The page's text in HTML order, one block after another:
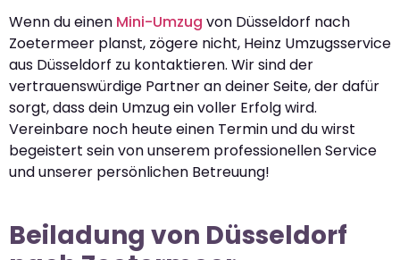
Wenn du einen Mini-Umzug von Düsseldorf nach
Zoetermeer planst, zögere nicht, Heinz Umzugsservice
aus Düsseldorf zu kontaktieren. Wir sind der
vertrauenswürdige Partner an deiner Seite, der dafür
sorgt, dass dein Umzug ein voller Erfolg wird.
Vereinbare noch heute einen Termin und du wirst
begeistert sein von unserem professionellen Service
und unserer persönlichen Betreuung!
Beiladung von Düsseldorf